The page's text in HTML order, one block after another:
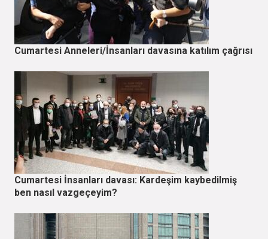
Cumartesi Anneleri/İnsanları davasına katılım çağrısı
Cumartesi İnsanları davası: Kardeşim kaybedilmiş
ben nasıl vazgeçeyim?